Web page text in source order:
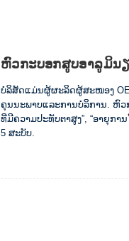
ຫົວກະບອກສູບອາລູມິນຽ
ບໍລິສັດແມ່ນຜູ້ຜະລິດຜູ້ສະໜອງ OE
ຄຸນນະພາບແລະການບໍລິການ. ຫົວ
ທີ່ມີຄວາມປະທັບຕາສູງ”, “ອາຍຸກ
5 ສະບັບ.